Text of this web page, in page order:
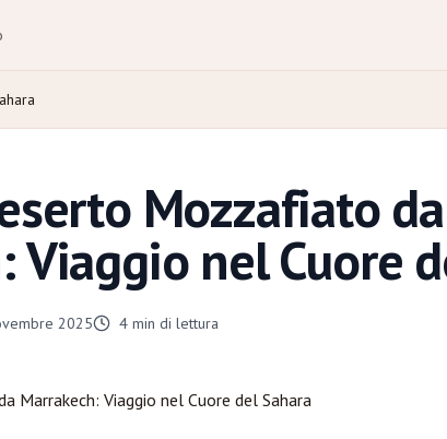
Mozzafiato da
Viaggio nel Cuore
2025 4 min di lettura
Marrakech: Viaggio nel Cuore del Sahara